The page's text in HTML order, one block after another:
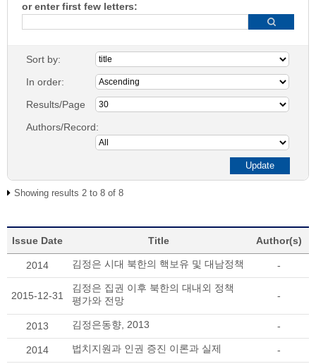
or enter first few letters:
Sort by:
In order:
Results/Page
Authors/Record:
Showing results 2 to 8 of 8
Issue Date Title Author(s)
2014 김정은 시대 북한의 핵보유 및 대남정책 -
2015-12-31
김정은 집권 이후 북한의 대내외 정책
평가와 전망
-
2013 김정은동향, 2013 -
2014 법치지원과 인권 증진 이론과 실제 -